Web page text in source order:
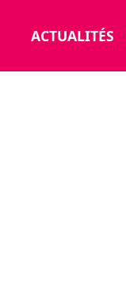
ACTUALITÉS